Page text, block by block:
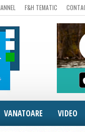
F&H TEMATIC
VANATOARE VIDEO